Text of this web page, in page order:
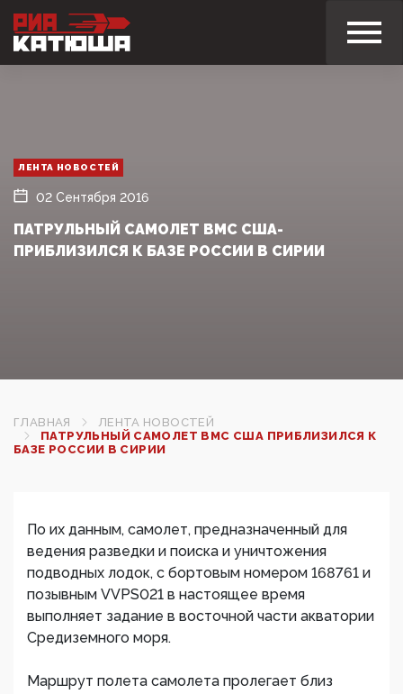
ЛЕНТА НОВОСТЕЙ
02 Сентября 2016
ПАТРУЛЬНЫЙ САМОЛЕТ ВМС США­
ПРИБЛИЗИЛСЯ К БАЗЕ РОССИИ В СИРИИ
ГЛАВНАЯ
ЛЕНТА НОВОСТЕЙ
ПАТРУЛЬНЫЙ САМОЛЕТ ВМС США­ ПРИБЛИЗИЛСЯ К
БАЗЕ РОССИИ В СИРИИ
По их данным, самолет, предназначенный для
ведения разведки и поиска и уничтожения
подводных лодок, с бортовым номером 168761 и
позывным VVPS021 в настоящее время
выполняет задание в восточной части акватории
Средиземного моря.
Маршрут полета самолета пролегает близ